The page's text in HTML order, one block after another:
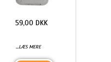
...LÆS MERE
59,00 DKK